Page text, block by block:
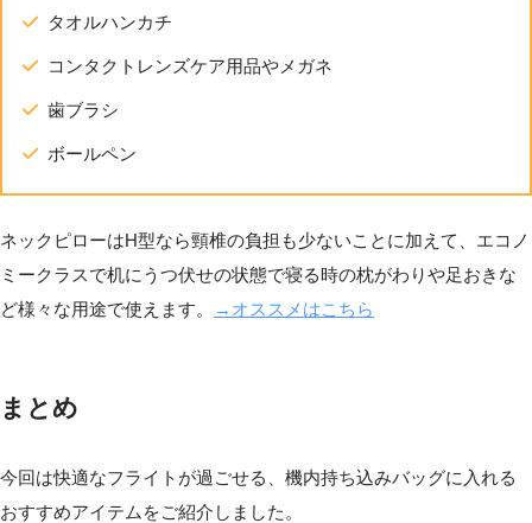
タオルハンカチ
コンタクトレンズケア用品やメガネ
歯ブラシ
ボールペン
ネックピローはH型なら頸椎の負担も少ないことに加えて、エコノ
ミークラスで机にうつ伏せの状態で寝る時の枕がわりや足おきな
ど様々な用途で使えます。
→オススメはこちら
まとめ
今回は快適なフライトが過ごせる、機内持ち込みバッグに入れる
おすすめアイテムをご紹介しました。